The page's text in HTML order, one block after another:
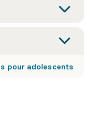
pour adolescents